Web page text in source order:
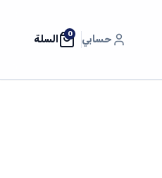
حسابي 0 السلة